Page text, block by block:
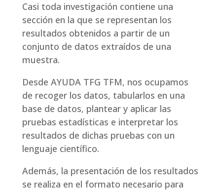
Casi toda investigación contiene una
sección en la que se representan los
resultados obtenidos a partir de un
conjunto de datos extraídos de una
muestra.
Desde AYUDA TFG TFM, nos ocupamos
de recoger los datos, tabularlos en una
base de datos, plantear y aplicar las
pruebas estadísticas e interpretar los
resultados de dichas pruebas con un
lenguaje científico.
Además, la presentación de los resultados
se realiza en el formato necesario para